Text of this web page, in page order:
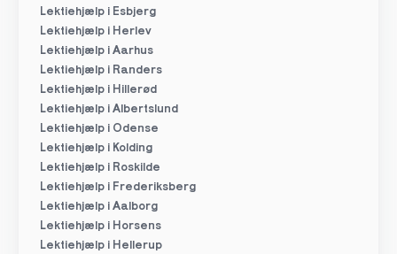
Lektiehjælp i Esbjerg
Lektiehjælp i Herlev
Lektiehjælp i Aarhus
Lektiehjælp i Randers
Lektiehjælp i Hillerød
Lektiehjælp i Albertslund
Lektiehjælp i Odense
Lektiehjælp i Kolding
Lektiehjælp i Roskilde
Lektiehjælp i Frederiksberg
Lektiehjælp i Aalborg
Lektiehjælp i Horsens
Lektiehjælp i Hellerup